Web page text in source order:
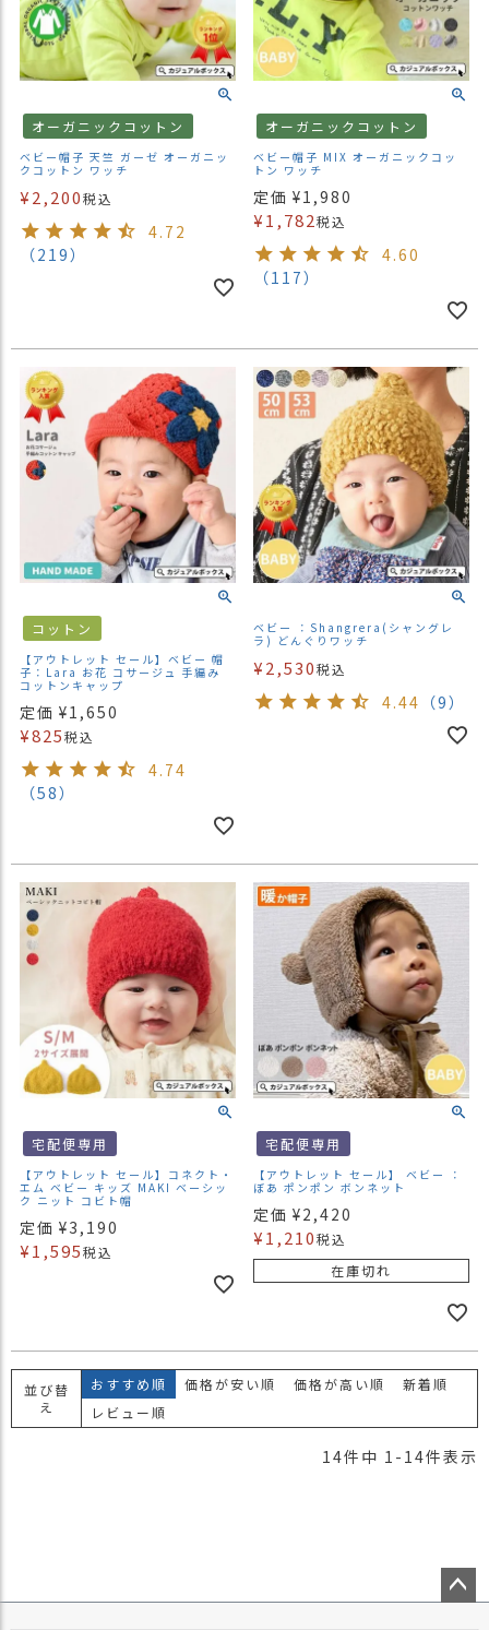
オーガニックコットン
ベビー帽子 天竺 ガーゼ オーガニッ
クコットン ワッチ
¥2,200税込
4.72
（219）
オーガニックコットン
ベビー帽子 MIX オーガニックコッ
トン ワッチ
定価 ¥1,980
¥1,782税込
4.60
（117）
コットン
【アウトレット セール】ベビー 帽
子：Lara お花 コサージュ 手編み
コットンキャップ
定価 ¥1,650
¥825税込
4.74
（58）
ベビー ：Shangrera(シャングレ
ラ) どんぐりワッチ
¥2,530税込
4.44 （9）
宅配便専用
【アウトレット セール】コネクト・
エム ベビー キッズ MAKI ベーシッ
ク ニット コビト帽
定価 ¥3,190
¥1,595税込
宅配便専用
【アウトレット セール】 ベビー ：
ぼあ ポンポン ボンネット
定価 ¥2,420
¥1,210税込
在庫切れ
並び替
え
おすすめ順 価格が安い順 価格が高い順
新着順
レビュー順
14件中 1 - 14件表示